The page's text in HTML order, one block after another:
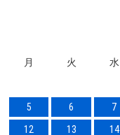
月 火 水
5
6 7
12
13 14